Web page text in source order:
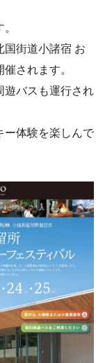
国街道小諸宿 お
されます。
遊バスも運行され
ー体験を楽しんで